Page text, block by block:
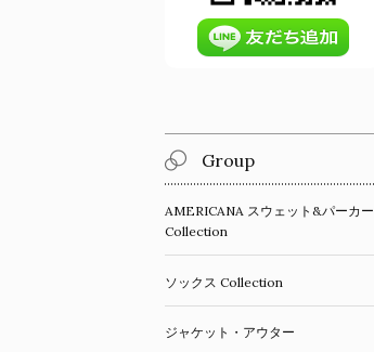
Group
AMERICANA スウェット&パーカー
Collection
ソックス Collection
ジャケット・アウター